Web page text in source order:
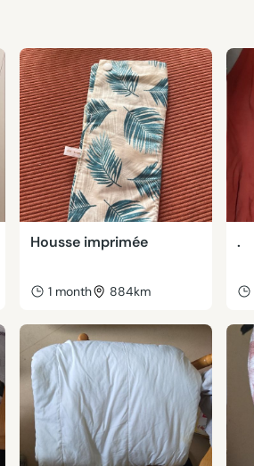
Housse imprimée
1 month 884km
.